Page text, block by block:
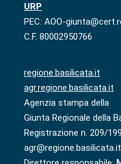
URP
PEC: AOO-
C.F. 80002950766
regione.basilicata.it
agr.regione.basilicata.it
Agenzia stampa della
Giunta Regionale della
Registrazione n. 209/
agr@regione.basilicata.it